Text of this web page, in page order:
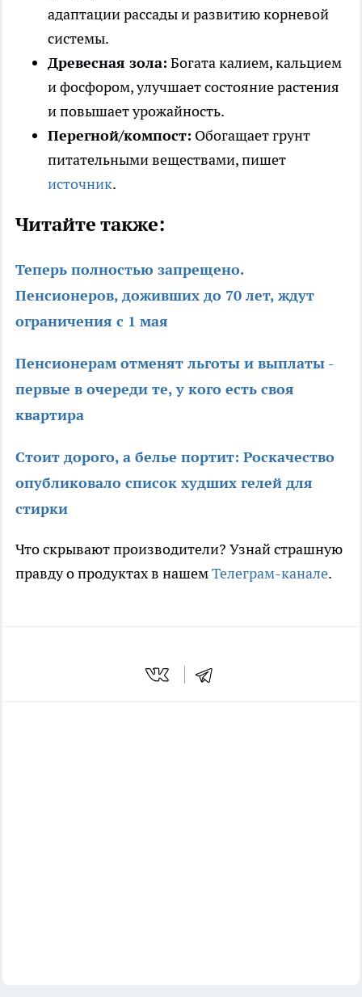
адаптации рассады и развитию корневой
системы.
Древесная зола: Богата калием, кальцием
и фосфором, улучшает состояние растения
и повышает урожайность.
Перегной/компост: Обогащает грунт
питательными веществами, пишет
источник.
Читайте также:
Теперь полностью запрещено.
Пенсионеров, доживших до 70 лет, ждут
ограничения с 1 мая
Пенсионерам отменят льготы и выплаты -
первые в очереди те, у кого есть своя
квартира
Стоит дорого, а белье портит: Роскачество
опубликовало список худших гелей для
стирки
Что скрывают производители? Узнай страшную
правду о продуктах в нашемТелеграм-канале.